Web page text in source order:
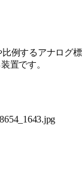
例するアナログ標
置です。